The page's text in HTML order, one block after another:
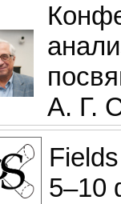
А. Г.
5–10